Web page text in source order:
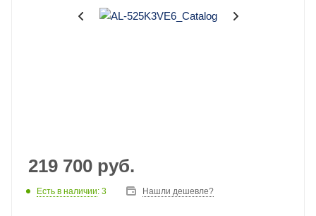
219 700 руб.
Есть в наличии: 3 Нашли дешевле?